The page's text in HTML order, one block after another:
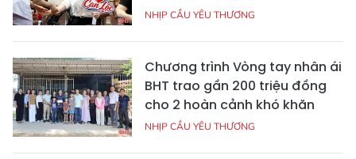
NHỊP CẦU YÊU THƯƠNG
Chương trình Vòng tay nhân ái
BHT trao gần 200 triệu đồng
cho 2 hoàn cảnh khó khăn
NHỊP CẦU YÊU THƯƠNG